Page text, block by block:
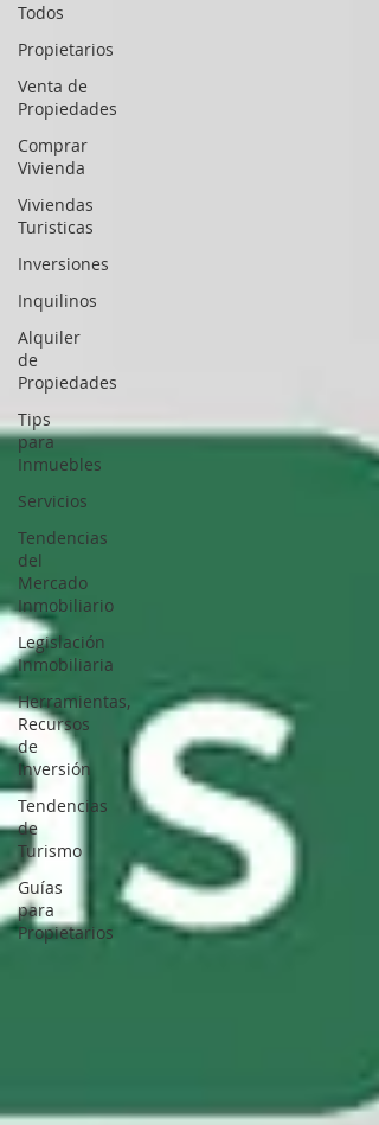
Todos
Propietarios
Venta de
Propiedades
Comprar
Vivienda
Viviendas
Turisticas
Inversiones
Inquilinos
Alquiler
de
Propiedades
Tips
para
Inmuebles
Servicios
Tendencias
del
Mercado
Inmobiliario
Legislación
Inmobiliaria
Herramientas,
Recursos
de
Inversión
Tendencias
de
Turismo
Guías
para
Propietarios